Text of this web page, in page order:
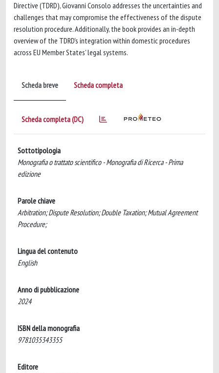
Directive (TDRD), Giovanni Consolo addresses the uncertainties and
challenges that may compromise the effectiveness of the dispute
resolution procedure. Additionally, the book provides an in-depth
overview of the TDRD's integration within domestic procedures
across EU Member States' legal systems.
Scheda breve Scheda completa
Scheda completa (DC)
Sottotipologia
Monografia o trattato scientifico - Monografia di Ricerca - Prima
edizione
Parole chiave
Arbitration; Dispute Resolution; Double Taxation; Mutual Agreement
Procedure;
Lingua del contenuto
English
Anno di pubblicazione
2024
ISBN della monografia
9781035343355
Editore